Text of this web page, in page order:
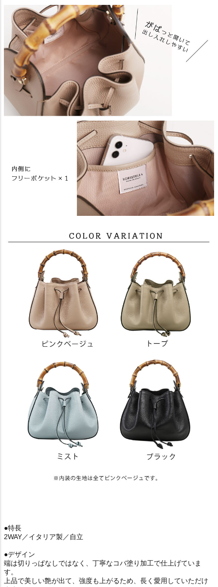
●特長
2WAY／イタリア製／自立
●デザイン
端は切りっぱなしではなく、丁寧なコバ塗り加工で仕上げていま
す。
上品で美しい艶が出て、強度も上がるため、長く愛用していただけ